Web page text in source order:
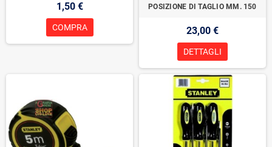
1,50 €
COMPRA
POSIZIONE DI TAGLIO MM. 150
23,00 €
DETTAGLI